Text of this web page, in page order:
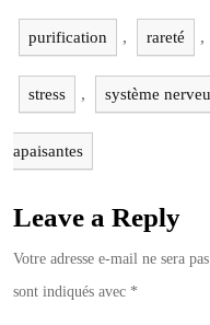
purification , rareté ,
stress , système
apaisantes
Leave a Reply
Votre adresse e-mail ne sera
sont indiqués avec *